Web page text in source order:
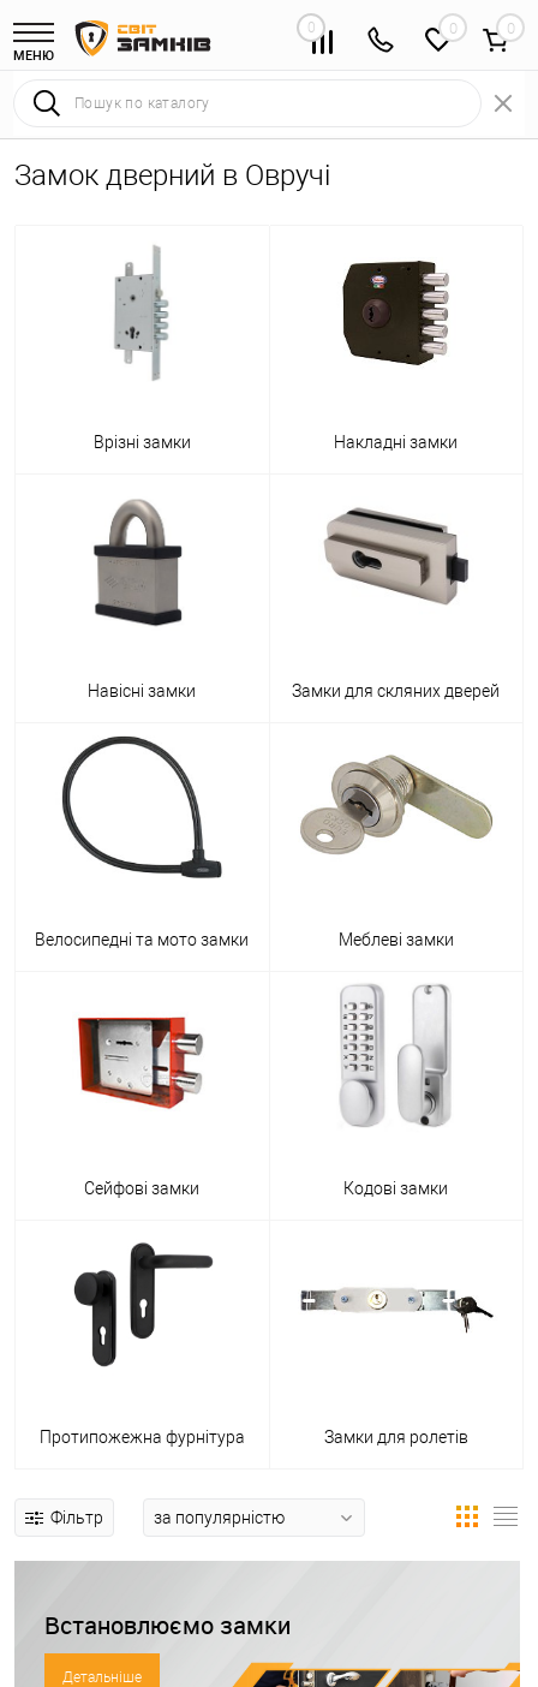
МЕНЮ
0 0
Замок дверний в Овручі
Врізні замки Накладні замки
Навісні замки Замки для скляних дверей
Велосипедні та мото замки Меблеві замки
Сейфові замки Кодові замки
Протипожежна фурнітура Замки для ролетів
Фільтр
Встановлюємо замки
Детальніше